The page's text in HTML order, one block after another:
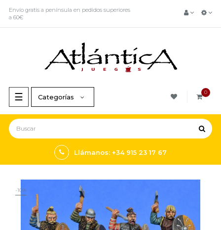
Envío gratis a península en pedidos superiores
a 60€
Navegación
de
palanca
☰ 0
Categorías
Llámanos: +34 915 23 17 67
-10%